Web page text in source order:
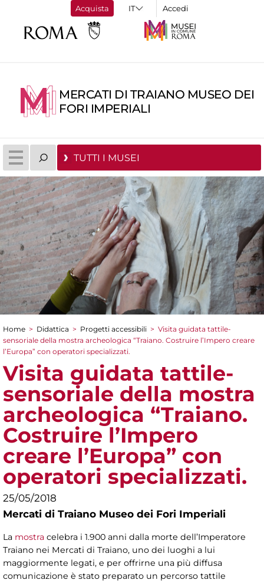
Acquista Accedi
MERCATI DI TRAIANO MUSEO DEI
FORI IMPERIALI
TUTTI I MUSEI
Tu sei qui
Home > Didattica > Progetti accessibili > Visita guidata tattile-
sensoriale della mostra archeologica “Traiano. Costruire l’Impero creare
l’Europa” con operatori specializzati.
Visita guidata tattile-
sensoriale della mostra
archeologica “Traiano.
Costruire l’Impero
creare l’Europa” con
operatori specializzati.
25/05/2018
Mercati di Traiano Museo dei Fori Imperiali
La mostra celebra i 1.900 anni dalla morte dell’Imperatore
Traiano nei Mercati di Traiano, uno dei luoghi a lui
maggiormente legati, e per offrirne una più diffusa
comunicazione è stato preparato un percorso tattile